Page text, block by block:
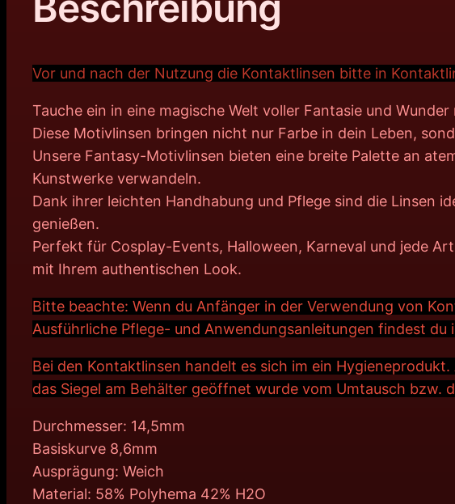
Vor und nach der Nutzung die Kontaktlinsen bitte in Kontakt
Tauche ein in eine magische Welt voller Fantasie und
Diese Motivlinsen bringen nicht nur Farbe in dein Leben,
Unsere Fantasy-Motivlinsen bieten eine breite Palette an
Kunstwerke verwandeln.
Dank ihrer leichten Handhabung und Pflege sind die Linsen
genießen.
Perfekt für Cosplay-Events, Halloween, Karneval und jede
mit Ihrem authentischen Look.
Bitte beachte: Wenn du Anfänger in der Verwendung von
Ausführliche Pflege- und Anwendungsanleitungen findest du
Bei den Kontaktlinsen handelt es sich im ein
das Siegel am Behälter geöffnet wurde vom Umtausch bzw.
Durchmesser: 14,5mm
Basiskurve 8,6mm
Ausprägung: Weich
Material: 58% Polyhema 42% H2O